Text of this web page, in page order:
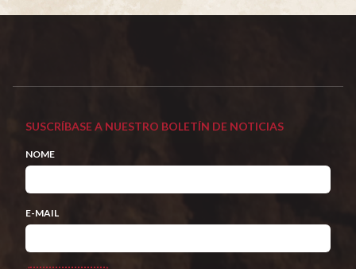
SUSCRÍBASE A NUESTRO BOLETÍN DE NOTICIAS
NOME
E-MAIL